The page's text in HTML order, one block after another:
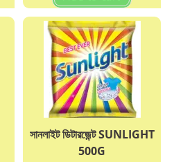
সানলাইট ডিটারজেন্ট SUNLIGHT
500G